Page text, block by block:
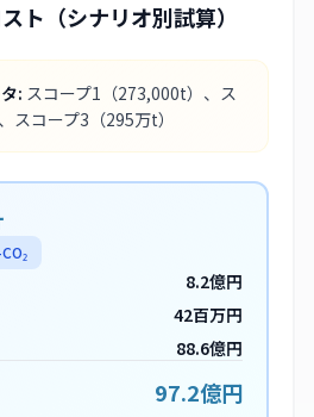
ト（シナリオ別試算）
: スコープ1 （273,000t） 、ス
、スコープ3 （295万t）
8.2億円
42百万円
88.6億円
97.2億円